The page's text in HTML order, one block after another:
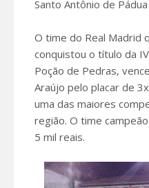
Santo Antônio de
O time do Real Madrid
conquistou o título da
Poção de Pedras,
Araújo pelo placar de
uma das maiores
região. O time
5 mil reais.